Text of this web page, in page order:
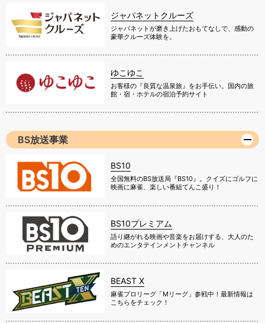
ジャパネットクルーズ
ジャパネットが磨き上げたおもてなしで、感動の
豪華クルーズ体験を。
ゆこゆこ
お客様の『良質な温泉旅』をお手伝い。国内の旅
館・宿・ホテルの宿泊予約サイト
BS放送事業
BS10
全国無料のBS放送局『BS10』。クイズにゴルフに
映画に麻雀、楽しい番組てんこ盛り！
BS10プレミアム
語り継がれる映画や音楽をお届けする、大人のた
めのエンタテインメントチャンネル
BEAST X
麻雀プロリーグ「Mリーグ」参戦中！最新情報は
こちらをチェック！